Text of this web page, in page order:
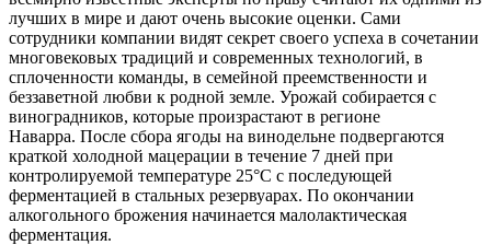
лучших в мире и дают очень высокие оценки. Сами
сотрудники компании видят секрет своего успеха в сочетании
многовековых традиций и современных технологий, в
сплоченности команды, в семейной преемственности и
беззаветной любви к родной земле. Урожай собирается с
виноградников, которые произрастают в регионе
Наварра. После сбора ягоды на винодельне подвергаются
краткой холодной мацерации в течение 7 дней при
контролируемой температуре 25°С с последующей
ферментацией в стальных резервуарах. По окончании
алкогольного брожения начинается малолактическая
ферментация.